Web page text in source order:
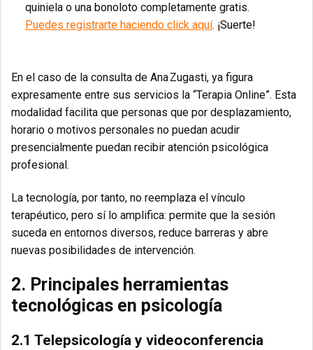
quiniela o una bonoloto completamente gratis.
Puedes registrarte haciendo click aquí. ¡Suerte!
En el caso de la consulta de Ana Zugasti, ya figura
expresamente entre sus servicios la “Terapia Online”. Esta
modalidad facilita que personas que por desplazamiento,
horario o motivos personales no puedan acudir
presencialmente puedan recibir atención psicológica
profesional.
La tecnología, por tanto, no reemplaza el vínculo
terapéutico, pero sí lo amplifica: permite que la sesión
suceda en entornos diversos, reduce barreras y abre
nuevas posibilidades de intervención.
2. Principales herramientas
tecnológicas en psicología
2.1 Telepsicología y videoconferencia